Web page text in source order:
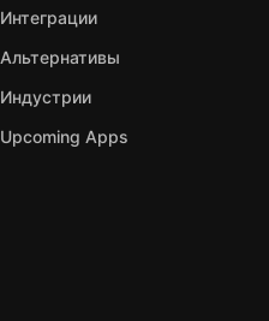
Интеграции
Альтернативы
Индустрии
Upcoming Apps